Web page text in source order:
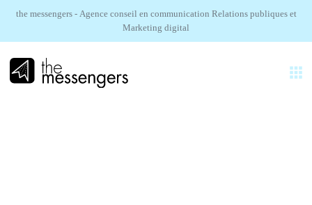
the messengers - Agence conseil en communication Relations publiques et
Marketing digital